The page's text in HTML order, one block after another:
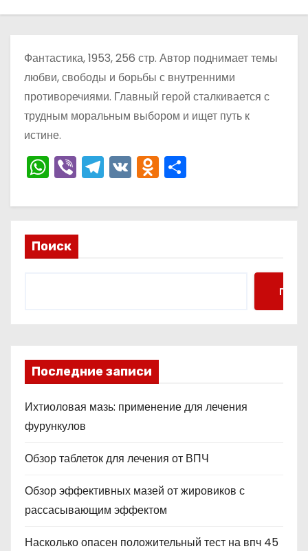
м
Фантастика, 1953, 256 стр. Автор поднимает темы
любви, свободы и борьбы с внутренними
противоречиями. Главный герой сталкивается с
трудным моральным выбором и ищет путь к
истине.
W
h
a
ts
A
Vi
b
er
T
el
e
V
K
O
d
n р
Поиск
Поиск
Последние записи
Ихтиоловая мазь: применение для лечения
фурункулов
Обзор таблеток для лечения от ВПЧ
Обзор эффективных мазей от жировиков с
рассасывающим эффектом
Насколько опасен положительный тест на впч 45